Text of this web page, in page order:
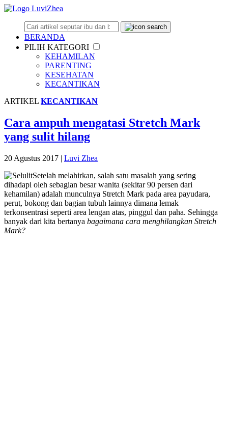
BERANDA
PILIH KATEGORI
KEHAMILAN
PARENTING
KESEHATAN
KECANTIKAN
ARTIKEL KECANTIKAN
Cara ampuh mengatasi Stretch Mark
yang sulit hilang
20 Agustus 2017 | Luvi Zhea
Setelah melahirkan, salah satu masalah yang sering
dihadapi oleh sebagian besar wanita (sekitar 90 persen dari
kehamilan) adalah munculnya Stretch Mark pada area payudara,
perut, bokong dan bagian tubuh lainnya dimana lemak
terkonsentrasi seperti area lengan atas, pinggul dan paha. Sehingga
banyak dari kita bertanya bagaimana cara menghilangkan Stretch
Mark?